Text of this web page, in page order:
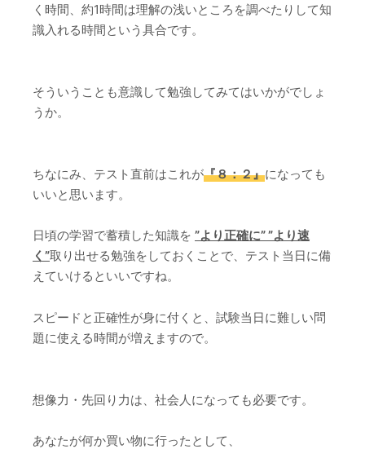
く時間、約1時間は理解の浅いところを調べたりして知
識入れる時間という具合です。
そういうことも意識して勉強してみてはいかがでしょ
うか。
ちなにみ、テスト直前はこれが『８：２』になっても
いいと思います。
日頃の学習で蓄積した知識を ”より正確に” ”より速
く”取り出せる勉強をしておくことで、テスト当日に備
えていけるといいですね。
スピードと正確性が身に付くと、試験当日に難しい問
題に使える時間が増えますので。
想像力・先回り力は、社会人になっても必要です。
あなたが何か買い物に行ったとして、